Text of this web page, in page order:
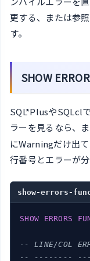
更する、または参
す。
SHOW
SQL*PlusやSQLcl
ラーを見るなら、
にWarningだけ出
行番号とエラーが分
show-errors-
SHOW ERRORS
-- LINE/COL
-- --------